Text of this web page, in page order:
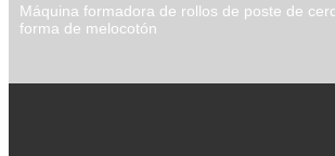
Máquina formadora de rollos de poste de
forma de melocotón